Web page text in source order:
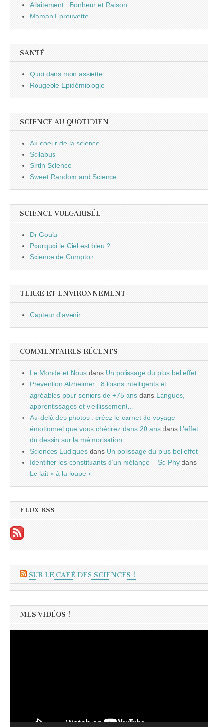
Allaitement : Bonheur et Raison
Maman Eprouvette
SANTÉ
Quoi dans mon assiette
Rougeole Epidémiologie
SCIENCE AU QUOTIDIEN
Au coeur de la science
Scilabus
Sirtin Science
Sweet Random and Science
SCIENCE VULGARISÉE
Dr Goulu
Pourquoi le Ciel est bleu ?
Science de Comptoir
TERRE ET ENVIRONNEMENT
Capteur d'avenir
COMMENTAIRES RÉCENTS
Le Monde et Nous dans Un polissage du plus bel effet
Prévention Alzheimer : 8 loisirs intelligents et
agréables pour seniors de +75 ans dans Langues,
apprentissages et vieillissement…
Au-delà des photos : créez le carnet de voyage
émotionnel que vous chérirez dans 20 ans dans L’effet
du dessin sur la mémorisation
Sciences Ludiques dans Un polissage du plus bel effet
Identifier les constituants d’un mélange – Sc-Phy dans
Le lait « à la loupe »
FLUX RSS
SUR LE CAFÉ DES SCIENCES !
MES VIDÉOS !